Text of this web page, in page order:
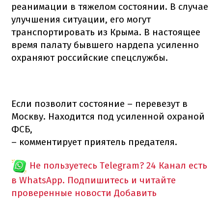
реанимации в тяжелом состоянии. В случае
улучшения ситуации, его могут
транспортировать из Крыма. В настоящее
время палату бывшего нардепа усиленно
охраняют российские спецслужбы.
Если позволит состояние – перевезут в
Москву. Находится под усиленной охраной
ФСБ,
– комментирует приятель предателя.
Не пользуетесь Telegram? 24 Канал есть
в WhatsApp. Подпишитесь и читайте
проверенные новости Добавить